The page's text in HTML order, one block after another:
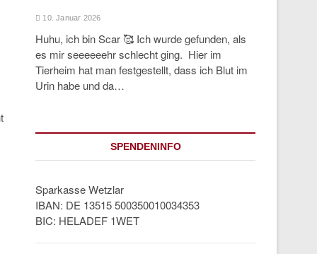
10. Januar 2026
Huhu, ich bin Scar 🥰 Ich wurde gefunden, als
es mir seeeeeehr schlecht ging. Hier im
Tierheim hat man festgestellt, dass ich Blut im
Urin habe und da…
SPENDENINFO
Sparkasse Wetzlar
IBAN: DE 13515 500350010034353
BIC: HELADEF 1WET